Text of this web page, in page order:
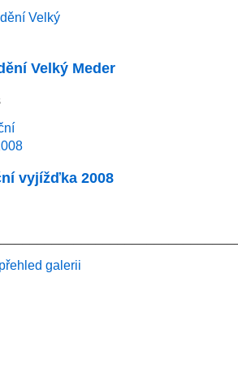
Velký Meder
vyjížďka 2008
galerii